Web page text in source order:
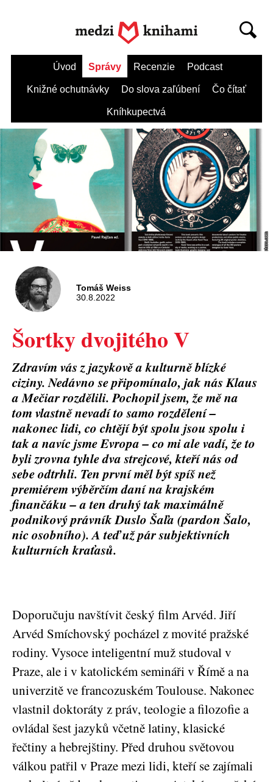
Úvod Správy Recenzie Podcast
Knižné ochutnávky Do slova zaľúbení Čo čítať
Kníhkupectvá
Tomáš Weiss
30.8.2022
Šortky dvojitého V
Zdravím vás z jazykově a kulturně blízké
ciziny. Nedávno se připomínalo, jak nás Klaus
a Mečiar rozdělili. Pochopil jsem, že mě na
tom vlastně nevadí to samo rozdělení –
nakonec lidi, co chtějí být spolu jsou spolu i
tak a navíc jsme Evropa – co mi ale vadí, že to
byli zrovna tyhle dva strejcové, kteří nás od
sebe odtrhli. Ten první měl být spíš než
premiérem výběrčím daní na krajském
finančáku – a ten druhý tak maximálně
podnikový právník Duslo Šaľa (pardon Šalo,
nic osobního). A teď už pár subjektivních
kulturních kraťasů.
Doporučuju navštívit český film Arvéd. Jiří
Arvéd Smíchovský pocházel z movité pražské
rodiny. Vysoce inteligentní muž studoval v
Praze, ale i v katolickém semináři v Římě a na
univerzitě ve francozuském Toulouse. Nakonec
vlastnil doktoráty z práv, teologie a filozofie a
ovládal šest jazyků včetně latiny, klasické
řečtiny a hebrejštiny. Před druhou světovou
válkou patřil v Praze mezi lidi, kteří se zajímali